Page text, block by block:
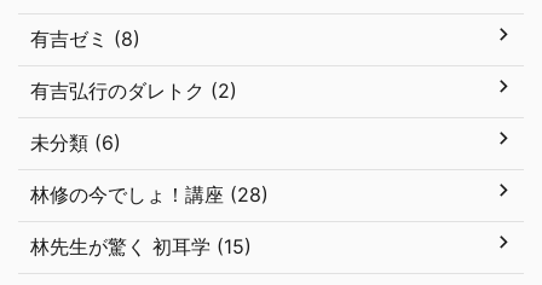
有吉ゼミ (8)
有吉弘行のダレトク (2)
未分類 (6)
林修の今でしょ！講座 (28)
林先生が驚く 初耳学 (15)